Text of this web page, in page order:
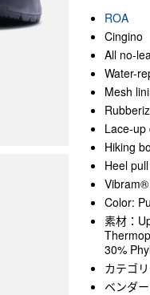
ROA
Cingino
All no-
Water-
Mesh
Lace-up
Hiking
Heel
Color:
素材：
30%
カテゴリ
ベンダ